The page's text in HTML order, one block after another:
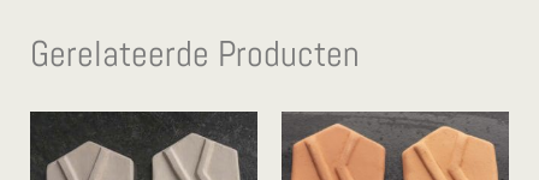
Gerelateerde Producten